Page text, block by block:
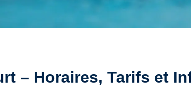
– Horaires, Tarifs et